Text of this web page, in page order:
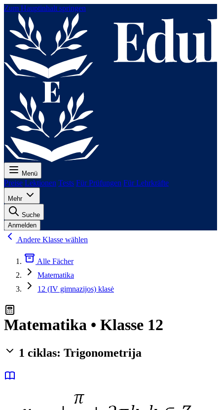
Zum Hauptinhalt springen
Menü
Preise Lektionen Tests Für Prüfungen Für Lehrkräfte
Mehr
Suche
Anmelden
Andere Klasse wählen
Alle Fächer
Matematika
12 (IV gimnazijos) klasė
Matematika • Klasse 12
1 ciklas: Trigonometrija